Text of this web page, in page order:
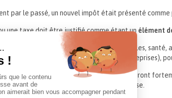
par le passé, un nouvel impôt était présenté
une taxe doit être justifié comme étant un élément
on ne parlera plus de cotisations sociales,
par la masse salariale (pour les entreprises),
prestations futures (et éventuelles !) resteront
et se retrouve de facto noyé dans la masse.